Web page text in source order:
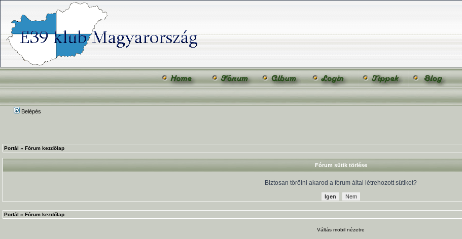
Belépés
Portál » Fórum kezdőlap
Fórum sütik törlése
Biztosan törölni akarod a fórum által létrehozott sütiket?
Portál » Fórum kezdőlap
Váltás mobil nézetre